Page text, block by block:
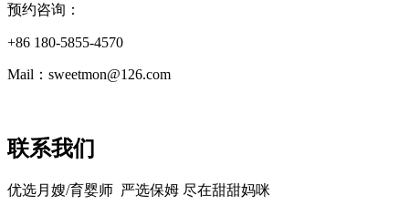
预约咨询：
+86 180-5855-4570
Mail：sweetmon@126.com
联系我们
优选月嫂/育婴师 严选保姆 尽在甜甜妈咪